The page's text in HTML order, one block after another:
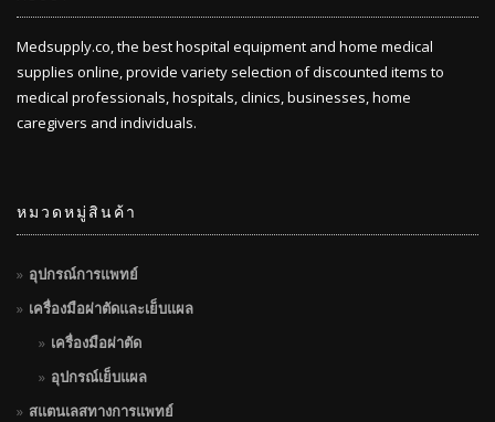
Medsupply.co, the best hospital equipment and home medical
supplies online, provide variety selection of discounted items to
medical professionals, hospitals, clinics, businesses, home
caregivers and individuals.
หมวดหมู่สินค้า
อุปกรณ์การแพทย์
เครื่องมือผ่าตัดและเย็บแผล
เครื่องมือผ่าตัด
อุปกรณ์เย็บแผล
สแตนเลสทางการแพทย์